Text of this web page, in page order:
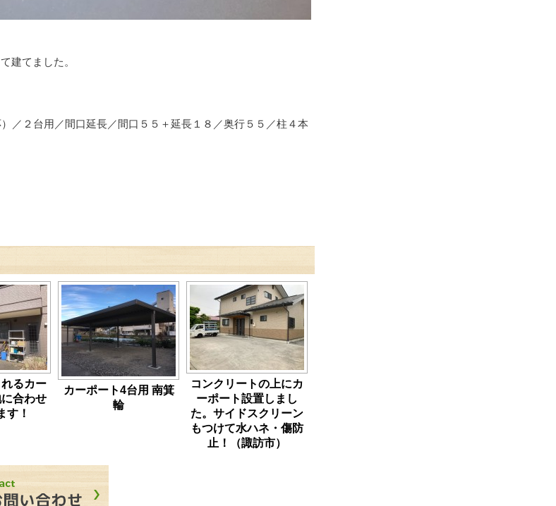
建てました。
２台用／間口延長／間口５５＋延長１８／奥行５５／柱４本
るカー
合わせ
す！
カーポート4台用 南箕
輪
コンクリートの上にカ
ーポート設置しまし
た。サイドスクリーン
もつけて水ハネ・傷防
止！（諏訪市）